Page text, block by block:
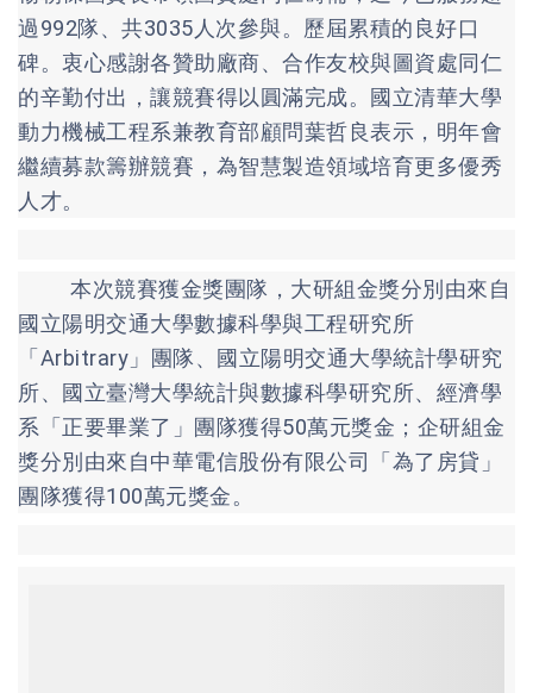
過992隊、共3035人次參與。歷屆累積的良好口
碑。衷心感謝各贊助廠商、合作友校與圖資處同仁
的辛勤付出，讓競賽得以圓滿完成。國立清華大學
動力機械工程系兼教育部顧問葉哲良表示，明年會
繼續募款籌辦競賽，為智慧製造領域培育更多優秀
人才。
本次競賽獲金獎團隊，大研組金獎分別由來自
國立陽明交通大學數據科學與工程研究所
「Arbitrary」團隊、國立陽明交通大學統計學研究
所、國立臺灣大學統計與數據科學研究所、經濟學
系「正要畢業了」團隊獲得50萬元獎金；企研組金
獎分別由來自中華電信股份有限公司「為了房貸」
團隊獲得100萬元獎金。